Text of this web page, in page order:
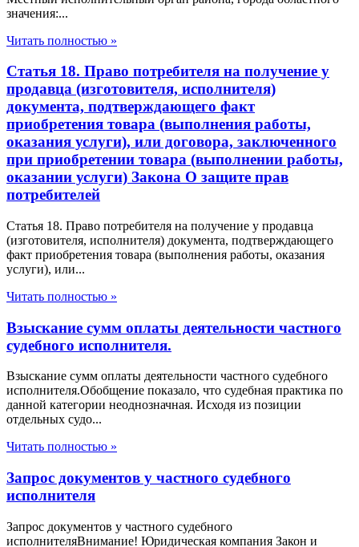
значения:...
Читать полностью »
Статья 18. Право потребителя на получение у
продавца (изготовителя, исполнителя)
документа, подтверждающего факт
приобретения товара (выполнения работы,
оказания услуги), или договора, заключенного
при приобретении товара (выполнении работы,
оказании услуги) Закона О защите прав
потребителей
Статья 18. Право потребителя на получение у продавца
(изготовителя, исполнителя) документа, подтверждающего
факт приобретения товара (выполнения работы, оказания
услуги), или...
Читать полностью »
Взыскание сумм оплаты деятельности частного
судебного исполнителя.
Взыскание сумм оплаты деятельности частного судебного
исполнителя.Обобщение показало, что судебная практика по
данной категории неоднозначная. Исходя из позиции
отдельных судо...
Читать полностью »
Запрос документов у частного судебного
исполнителя
Запрос документов у частного судебного
исполнителяВнимание! Юридическая компания Закон и